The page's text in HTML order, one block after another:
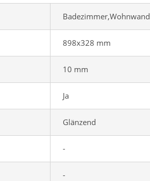
Badezimmer,Wohnwand
898x328 mm
10 mm
Ja
Glänzend
-
-